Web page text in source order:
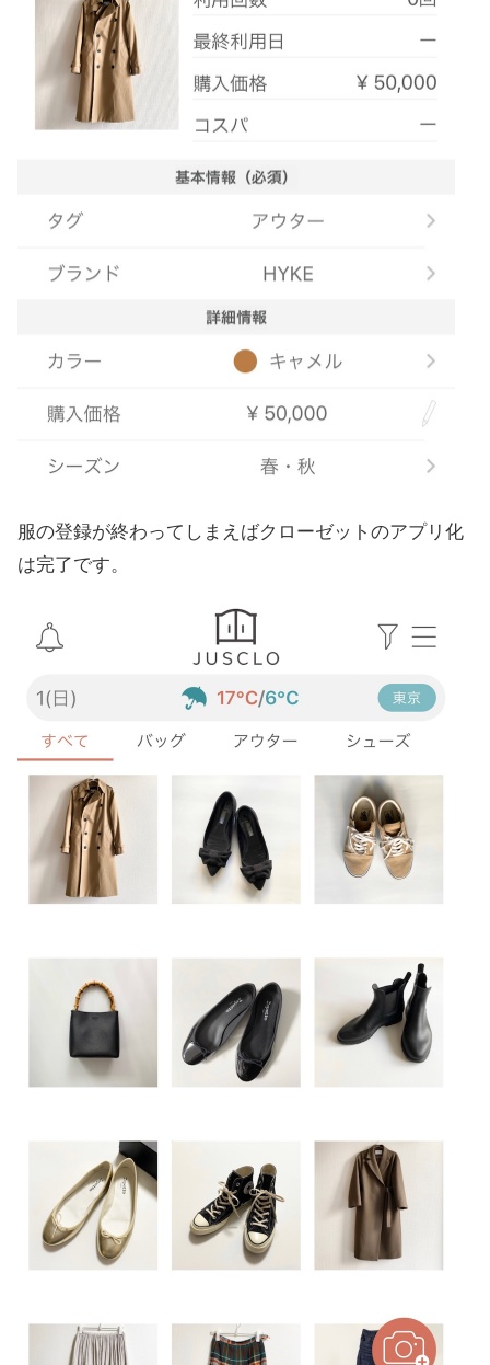
服の登録が終わってしまえばクローゼットのアプリ化
は完了です。